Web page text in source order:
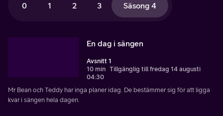
0 1 2 3 Säsong 4
En dag i sängen
Avsnitt 1
10 min Tillgänglig till fredag 14 augusti
04:30
Mr Bean och Teddy har inga planer idag. De bestämmer sig för att ligga
kvar i sängen hela dagen.